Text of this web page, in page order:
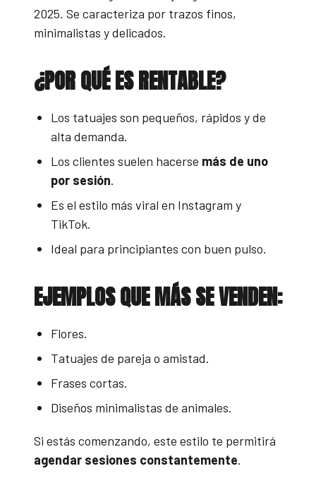
2025. Se caracteriza por trazos finos,
minimalistas y delicados.
¿POR QUÉ ES RENTABLE?
Los tatuajes son pequeños, rápidos y de
alta demanda.
Los clientes suelen hacerse más de uno
por sesión.
Es el estilo más viral en Instagram y
TikTok.
Ideal para principiantes con buen pulso.
EJEMPLOS QUE MÁS SE VENDEN:
Flores.
Tatuajes de pareja o amistad.
Frases cortas.
Diseños minimalistas de animales.
Si estás comenzando, este estilo te permitirá
agendar sesiones constantemente.